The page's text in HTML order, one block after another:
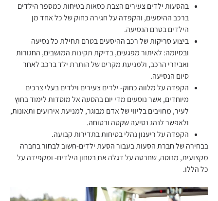
בהסעות ילדים צעירים הצבת כסאות בטיחות כמספר הילדים
ברכב ההיסעים, והקפדה על חגירה כחוק של כל אחד מן
הילדים בטרם הנסיעה.
ביצוע סריקות של רכב ההיסעים בטרם תחילת כל נסיעה
ובסיומה: לאיתור מפגעים, בדיקת תקינות המושבים, החגורות
ואביזרי הרכב, ולמניעת מקרים של הותרת ילד ברכב לאחר
סיום הנסיעה.
הקפדה על מלווה כחוק- ילדים צעירים וילדים בעלי צרכים
מיוחדים, אשר נוסעים מדי יום בהסעה אל מוסדות לימוד בחוץ
לעיר, מחויבים בליווי של אדם מבוגר, למניעת אירועים ותאונות,
ולאפשר לנהג נסיעה שקטה ובטוחה.
הקפדה על ריענון נהלי בטיחות בתדירות קבועה.
בבחירה של חברת הסעות בעבור הסעת ילדים-חשוב לבחור בחברה
מקצועית, מנוסה, שחרטה על דגלה את בטחון הילדים- ומקפידה על
כל הללו.